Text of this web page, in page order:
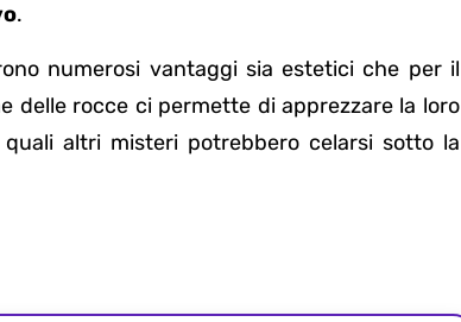
.
numerosi vantaggi sia estetici che per il
delle rocce ci permette di apprezzare la loro
altri misteri potrebbero celarsi sotto la